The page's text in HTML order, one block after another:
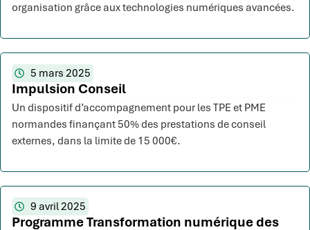
organisation grâce aux technologies numériques avancées.
5 mars 2025
Impulsion Conseil
Un dispositif d’accompagnement pour les TPE et PME
normandes finançant 50% des prestations de conseil
externes, dans la limite de 15 000€.
9 avril 2025
Programme Transformation numérique des